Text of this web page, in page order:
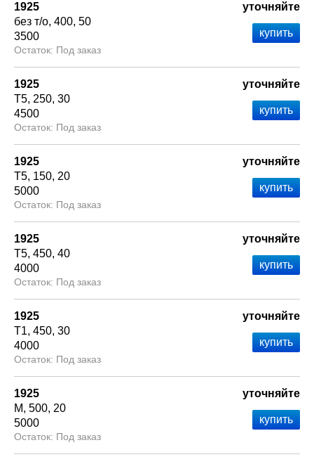
1925
без т/о 400 50
3500
Под заказ
уточняйте
1925
Т5 250 30
4500
Под заказ
уточняйте
1925
Т5 150 20
5000
Под заказ
уточняйте
1925
Т5 450 40
4000
Под заказ
уточняйте
1925
Т1 450 30
4000
Под заказ
уточняйте
1925
М 500 20
5000
Под заказ
уточняйте